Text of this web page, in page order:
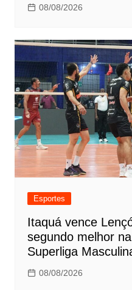
08/08/2026
Esportes
Itaquá vence
segundo melhor
Superliga
08/08/2026